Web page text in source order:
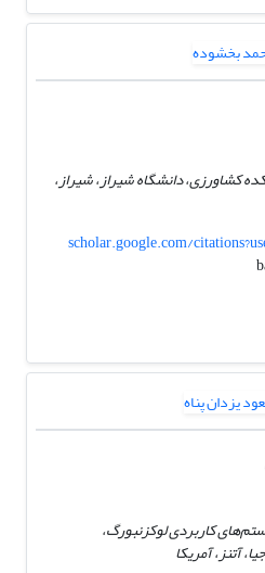
کشاورزی، دانشگاه شیراز، شیراز،
scholar.google.com/
کاربردی لوکزنبورگ،
آتنز، آمریکا